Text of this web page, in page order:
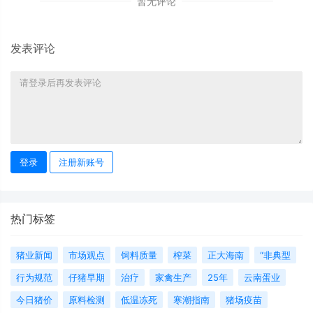
发表评论
登录 注册新账号
热门标签
猪业新闻 市场观点 饲料质量 榨菜 正大海南
“非典型
行为规范
仔猪早期 治疗 家禽生产 25年
云南蛋业
今日猪价
原料检测 低温冻死 寒潮指南 猪场疫苗